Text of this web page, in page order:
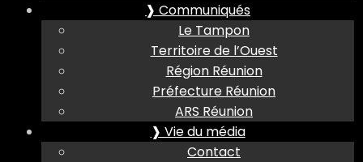
❱ Communiqués
Le Tampon
Territoire de l’Ouest
Région Réunion
Préfecture Réunion
ARS Réunion
❱ Vie du média
Contact